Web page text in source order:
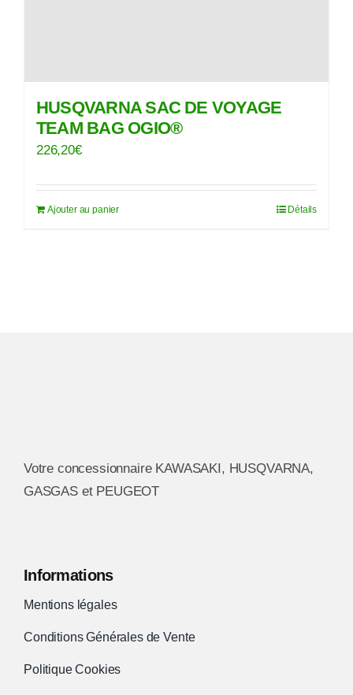
HUSQVARNA SAC DE VOYAGE
TEAM BAG OGIO®
226,20€
Ajouter au panier Détails
Votre concessionnaire KAWASAKI, HUSQVARNA,
GASGAS et PEUGEOT
Informations
Mentions légales
Conditions Générales de Vente
Politique Cookies